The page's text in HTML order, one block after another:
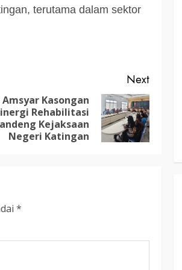
terutama dalam sektor
Next
Amsyar Kasongan
Rehabilitasi
Kejaksaan
Negeri Katingan
*
Katingan dan Balai TN
Perkuat Sinergi Jaga
Konservasi dan Gambut
12 MEI 2026